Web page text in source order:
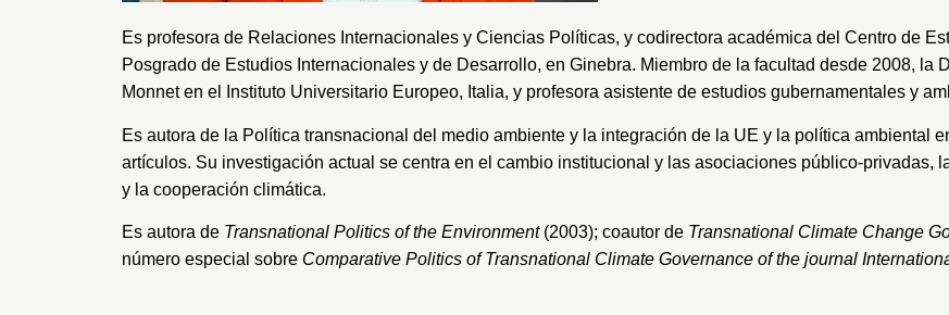
Es profesora de Relaciones Internacionales y Ciencias Políticas, y codirectora académica del Centro de
Posgrado de Estudios Internacionales y de Desarrollo, en Ginebra. Miembro de la facultad desde 2008, la
Monnet en el Instituto Universitario Europeo, Italia, y profesora asistente de estudios gubernamentales y
Es autora de la Política transnacional del medio ambiente y la integración de la UE y la política ambiental
artículos. Su investigación actual se centra en el cambio institucional y las asociaciones público-privadas,
y la cooperación climática.
Es autora de Transnational Politics of the Environment (2003); coautor de Transnational Climate Change
número especial sobre Comparative Politics of Transnational Climate Governance of the journal